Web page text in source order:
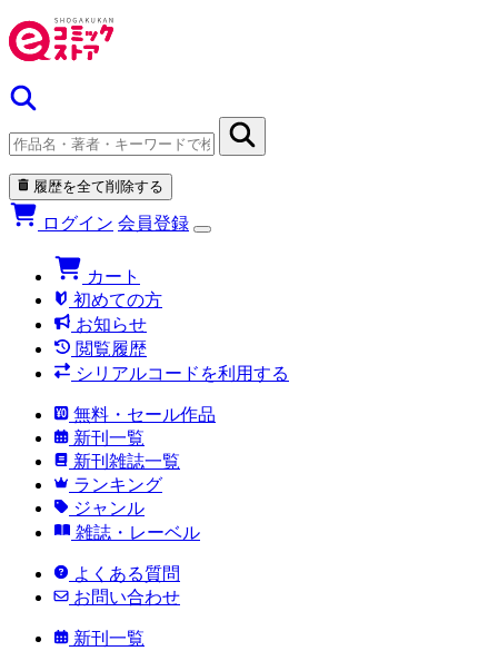
履歴を全て削除する
ログイン 会員登録
カート
初めての方
お知らせ
閲覧履歴
シリアルコードを利用する
無料・セール作品
新刊一覧
新刊雑誌一覧
ランキング
ジャンル
雑誌・レーベル
よくある質問
お問い合わせ
新刊一覧